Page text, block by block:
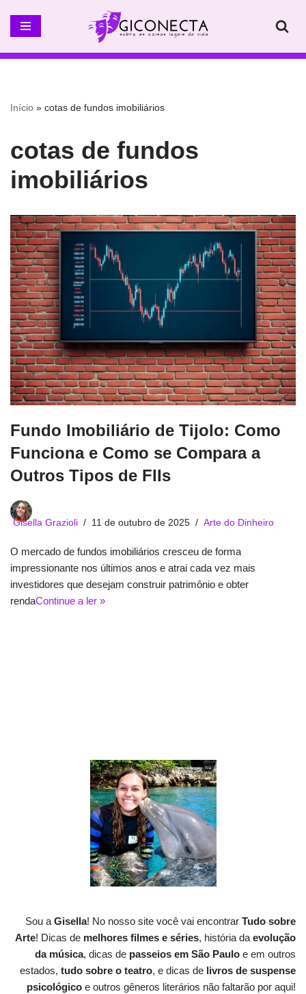
Pular
para
Início » cotas de fundos imobiliários
cotas de fundos
imobiliários
Fundo Imobiliário de Tijolo: Como
Funciona e Como se Compara a
Outros Tipos de FIIs
Gisella Grazioli 11 de outubro de 2025 Arte do Dinheiro
O mercado de fundos imobiliários cresceu de forma
impressionante nos últimos anos e atrai cada vez mais
investidores que desejam construir patrimônio e obter
rendaContinue a ler »
Sou aGisella! No nosso site você vai encontrar Tudo sobre
Arte! Dicas de melhores filmes e séries, história daevolução
da música, dicas de passeios em São Paulo e em outros
estados, tudo sobre o teatro, e dicas de livros de suspense
psicológico e outros gêneros literários não faltarão por aqui!